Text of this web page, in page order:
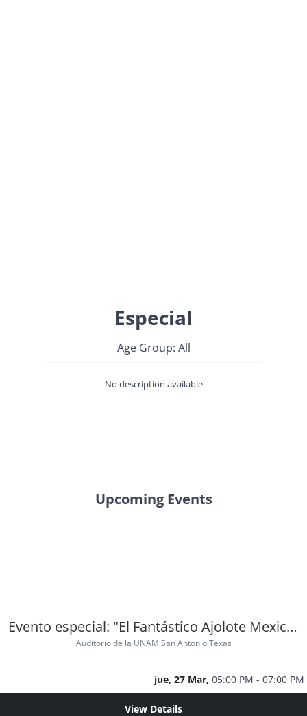
Especial
Age Group: All
No description available
Upcoming Events
Evento especial: "El Fantástico Ajolote Mexicano"
Auditorio de la UNAM San Antonio Texas
jue, 27 Mar, 05:00 PM - 07:00 PM
View Details